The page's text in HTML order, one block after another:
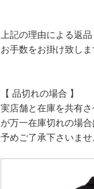
上記の理由による返
お手数をお掛け致し
【 品切れの場合 】
実店舗と在庫を共有
が万一在庫切れの場
予めご了承下さいませ